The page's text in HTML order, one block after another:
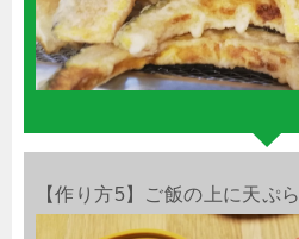
【作り方5】ご飯の上に天ぷ